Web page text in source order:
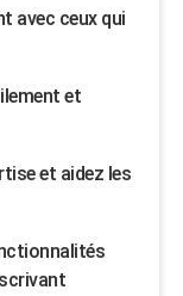
avec ceux qui
et
et aidez les